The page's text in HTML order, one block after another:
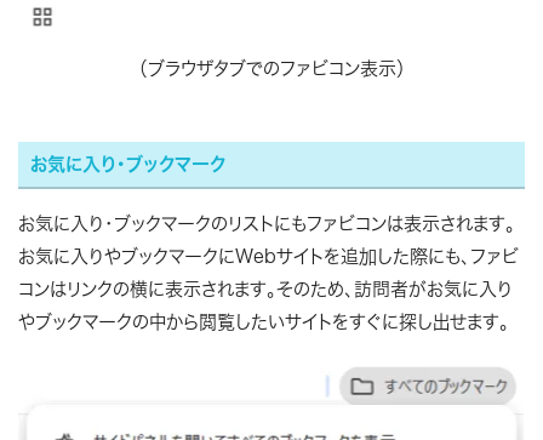
（ブラウザタブでのファビコン表示）
お気に入り・ブックマーク
お気に入り・ブックマークのリストにもファビコンは表示されます。
お気に入りやブックマークにWebサイトを追加した際にも、ファビ
コンはリンクの横に表示されます。そのため、訪問者がお気に入り
やブックマークの中から閲覧したいサイトをすぐに探し出せます。